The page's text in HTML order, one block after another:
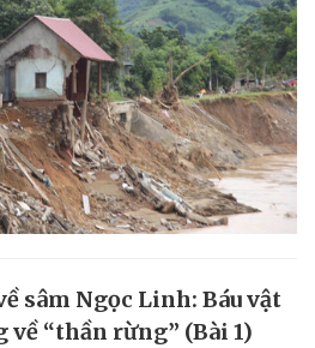
sâm Ngọc Linh: Báu vật
“thần rừng” (Bài 1)